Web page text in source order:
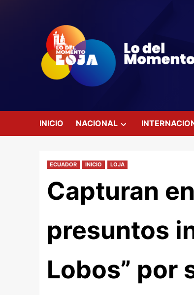
INICIO NACIONAL
ECUADOR INICIO LOJA
Capturan
presuntos
Lobos” por